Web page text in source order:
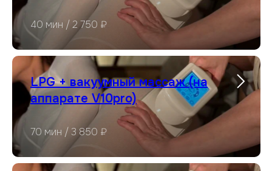
40 мин / 2 750 ₽
LPG + вакуумный массаж (на
аппарате V10pro)
70 мин / 3 850 ₽